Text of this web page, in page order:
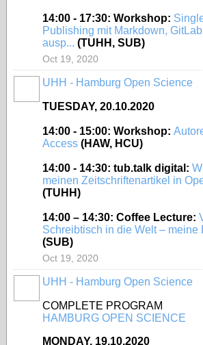
14:00 - 17:30: Workshop:
Publishing mit Markdown,
ausp... (TUHH, SUB)
Oct 19, 2020
UHH - Hamburg Open Science
TUESDAY, 20.10.2020
14:00 - 15:00: Workshop:
Access (HAW, HCU)
14:00 - 14:30: tub.talk digital :
meinen Zeitschriftenartikel in
(TUHH)
14:00 – 14:30: Coffee Lecture:
Schreibtisch in die Welt – meine
(SUB)
Oct 19, 2020
UHH - Hamburg Open Science
COMPLETE PROGRAM
HAMBURG OPEN SCIENCE
MONDAY, 19.10.2020